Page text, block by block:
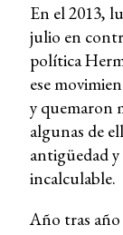
En el 2013,
julio en
política
ese
y quemaron
algunas de
antigüedad
incalculable.
Año tras año